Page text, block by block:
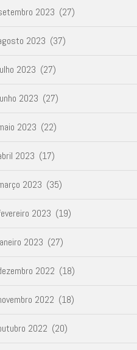
2023 (27)
2023 (37)
2023 (27)
2023 (27)
2023 (22)
2023 (17)
2023 (35)
2023 (19)
2023 (27)
2022 (18)
2022 (18)
2022 (20)